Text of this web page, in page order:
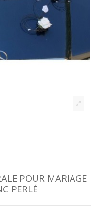
POUR MARIAGE
PERLÉ